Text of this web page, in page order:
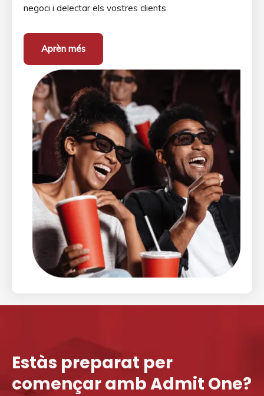
negoci i delectar els vostres clients.
Aprèn més
Estàs preparat per
començar amb Admit One?